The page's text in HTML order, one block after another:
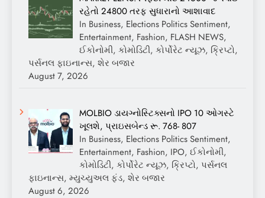
રહેતો 24800 તરફ સુધારાનો આશાવાદ
In Business, Elections Politics Sentiment,
Entertainment, Fashion, FLASH NEWS,
ઈકોનોમી, કોમોડિટી, કોર્પોરેટ ન્યૂઝ, ક્રિપ્ટો,
પર્સનલ ફાઇનાન્સ, શેર બજાર
August 7, 2026
MOLBIO ડાયગ્નોસ્ટિક્સનો IPO 10 ઓગસ્ટે
ખૂલશે, પ્રાઇસબેન્ડ રૂ. 768- 807
In Business, Elections Politics Sentiment,
Entertainment, Fashion, IPO, ઈકોનોમી,
કોમોડિટી, કોર્પોરેટ ન્યૂઝ, ક્રિપ્ટો, પર્સનલ
ફાઇનાન્સ, મ્યુચ્યુઅલ ફંડ, શેર બજાર
August 6, 2026